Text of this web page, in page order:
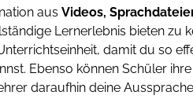
ausVideos,
Lernerlebnis bieten zu
damit du so
Ebenso können Schüler ihre
daraufhin deine Aussprache